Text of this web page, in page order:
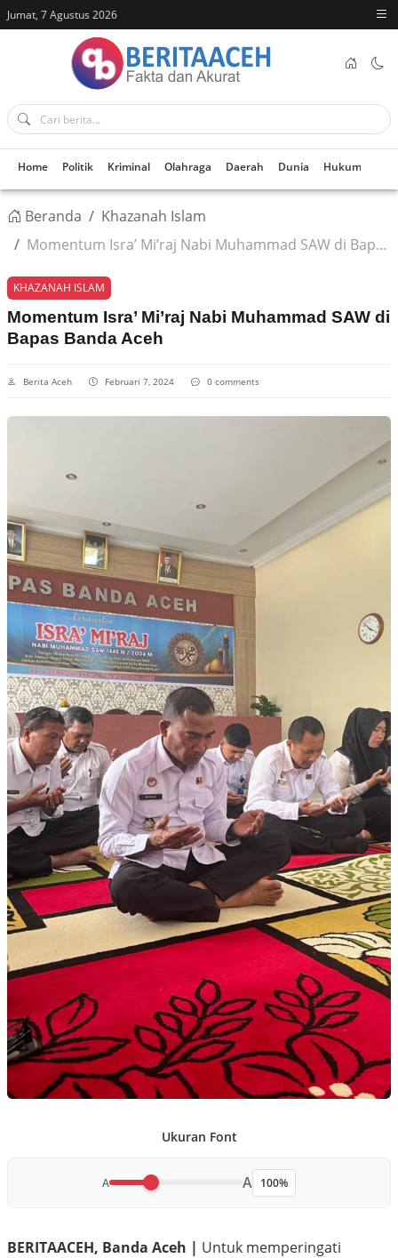
Jumat, 7 Agustus 2026
Home Politik Kriminal Olahraga Daerah Dunia Hukum
Beranda
Khazanah Islam
Momentum Isra’ Mi’raj Nabi Muhammad SAW di Bapas Banda Aceh
KHAZANAH ISLAM
Momentum Isra’ Mi’raj Nabi Muhammad SAW di
Bapas Banda Aceh
Berita Aceh Februari 7, 2024 0 comments
Ukuran Font
A A 100%
BERITAACEH, Banda Aceh | Untuk memperingati